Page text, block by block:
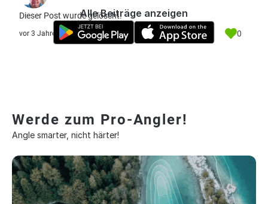
Dieser Post wurde gelöscht.
vor 3 Jahre 0
Alle Beiträge anzeigen
Werde zum Pro-Angler!
Angle smarter, nicht härter!